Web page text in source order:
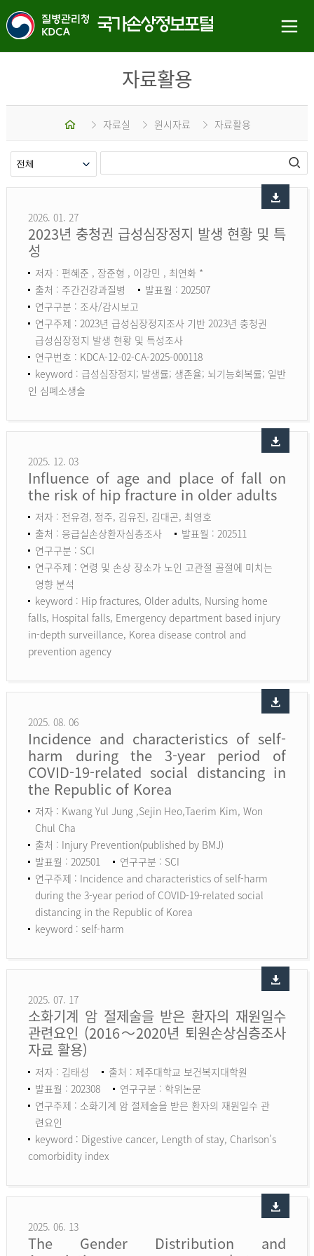
자료활용
홈 자료실 원시자료 자료활용
2026. 01. 27
2023년 충청권 급성심장정지 발생 현황 및 특
성
저자 : 편혜준 , 장준형 , 이강민 , 최연화 *
출처 : 주간건강과질병
발표월 : 202507
연구구분 : 조사/감시보고
연구주제 : 2023년 급성심장정지조사 기반 2023년 충청권
급성심장정지 발생 현황 및 특성조사
연구번호 : KDCA-12-02-CA-2025-000118
keyword : 급성심장정지; 발생률; 생존율; 뇌기능회복률; 일반
인 심폐소생술
2025. 12. 03
Influence of age and place of fall on
the risk of hip fracture in older adults
저자 : 전유경, 정주, 김유진, 김대곤, 최영호
출처 : 응급실손상환자심층조사
발표월 : 202511
연구구분 : SCI
연구주제 : 연령 및 손상 장소가 노인 고관절 골절에 미치는
영향 분석
keyword : Hip fractures, Older adults, Nursing home
falls, Hospital falls, Emergency department based injury
in-depth surveillance, Korea disease control and
prevention agency
2025. 08. 06
Incidence and characteristics of self-
harm during the 3-year period of
COVID-19-related social distancing in
the Republic of Korea
저자 : Kwang Yul Jung ,Sejin Heo,Taerim Kim, Won
Chul Cha
출처 : Injury Prevention(published by BMJ)
발표월 : 202501
연구구분 : SCI
연구주제 : Incidence and characteristics of self-harm
during the 3-year period of COVID-19-related social
distancing in the Republic of Korea
keyword : self-harm
2025. 07. 17
소화기계 암 절제술을 받은 환자의 재원일수
관련요인 (2016～2020년 퇴원손상심층조사
자료 활용)
저자 : 김태성
출처 : 제주대학교 보건복지대학원
발표월 : 202308
연구구분 : 학위논문
연구주제 : 소화기계 암 절제술을 받은 환자의 재원일수 관
련요인
keyword : Digestive cancer, Length of stay, Charlson’s
comorbidity index
2025. 06. 13
The Gender Distribution and